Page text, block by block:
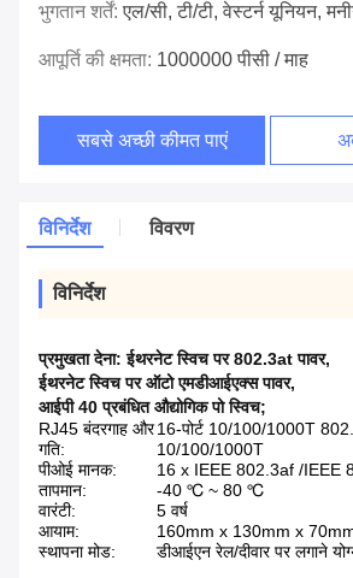
भुगतान शर्तें:एल/सी, टी/टी, वेस्टर्न यूनियन,
आपूर्ति की क्षमता: 1000000 पीसी / माह
सबसे अच्छी कीमत पाएं
विनिर्देश विवरण
विनिर्देश
प्रमुखता देना:ईथरनेट स्विच पर 802.3at पावर,
ईथरनेट स्विच पर ऑटो एमडीआईएक्स पावर,
आईपी 40 प्रबंधित औद्योगिक पो स्विच;
RJ45 बंदरगाह और
गति:
16-पोर्ट 10/100/1000T
10/100/1000T
पीओई मानक:
16 x IEEE 802.3af /IEEE
तापमान:
-40 ℃ ~ 80 ℃
वारंटी:
5 वर्ष
आयाम:
160mm x 130mm x
स्थापना मोड:
डीआईएन रेल/दीवार पर लगाने